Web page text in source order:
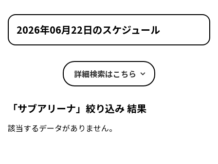
2026年06月22日のスケジュール
詳細検索はこちら
「サブアリーナ」絞り込み 結果
該当するデータがありません。